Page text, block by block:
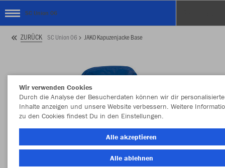
SC Union 06
ZURÜCK SC Union 06 JAKO Kapuzenjacke Base
Wir verwenden Cookies
Durch die Analyse der Besucherdaten können wir dir personalisierte
Inhalte anzeigen und unsere Website verbessern. Weitere
zu den Cookies findest Du in den Einstellungen.
Alle akzeptieren
Alle ablehnen